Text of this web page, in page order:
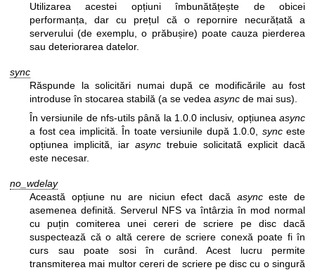
Utilizarea acestei opțiuni îmbunătățește de obicei
performanța, dar cu prețul că o repornire necurățată a
serverului (de exemplu, o prăbușire) poate cauza pierderea
sau deteriorarea datelor.
sync
Răspunde la solicitări numai după ce modificările au fost
introduse în stocarea stabilă (a se vedea async de mai sus).
În versiunile de nfs-utils până la 1.0.0 inclusiv, opțiunea async
a fost cea implicită. În toate versiunile după 1.0.0, synceste
opțiunea implicită, iar async trebuie solicitată explicit dacă
este necesar.
no_wdelay
Această opțiune nu are niciun efect dacă asynceste de
asemenea definită. Serverul NFS va întârzia în mod normal
cu puțin comiterea unei cereri de scriere pe disc dacă
suspectează că o altă cerere de scriere conexă poate fi în
curs sau poate sosi în curând. Acest lucru permite
transmiterea mai multor cereri de scriere pe disc cu o singură